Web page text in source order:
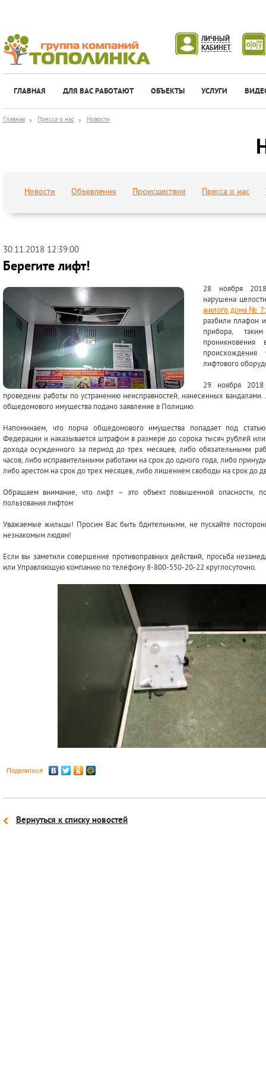
ЛИЧНЫЙ
КАБИНЕТ
ГЛАВНАЯ ДЛЯ ВАС РАБОТАЮТ ОБЪЕКТЫ УСЛУГИ
Главная Пресса о нас Новости
Новости Объявления Происшествия Пресса о нас
30.11.2018 12:39:00
Берегите лифт!
28 ноября
нарушена
жилого дома №
разбили плафон
прибора,
происхождения
лифтового
29 ноября
проведены работы по устранению неисправностей, нанесенных
общедомового имущества подано заявление в Полицию.
Напоминаем, что порча общедомового имущества попадает под
Федерации и наказывается штрафом в размере до сорока тысяч рублей
дохода осужденного за период до трех месяцев, либо обязательными
часов, либо исправительными работами на срок до одного года, либо
либо арестом на срок до трех месяцев, либо лишением свободы на срок до
Обращаем внимание, что лифт – это объект повышенной опасности,
пользования лифтом
Уважаемые жильцы! Просим Вас быть бдительными, не пускайте
незнакомым людям!
Если вы заметили совершение противоправных действий, просьба
или Управляющую компанию по телефону 8-800-550-20-22 круглосуточно.
Поделиться
Вернуться к списку новостей